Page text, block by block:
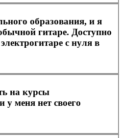
образования, и я
гитаре. Доступно
с нуля в
на курсы
у меня нет своего